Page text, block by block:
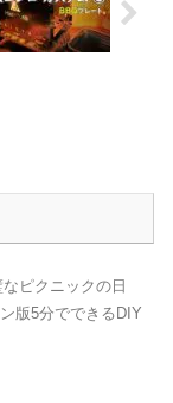
なピクニックの日
版5分でできるDIY